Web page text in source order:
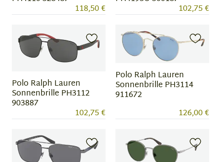
118,50 € 102,75 €
Polo Ralph Lauren
Sonnenbrille PH3112
903887
102,75 €
Polo Ralph Lauren
Sonnenbrille PH3114
911672
126,00 €